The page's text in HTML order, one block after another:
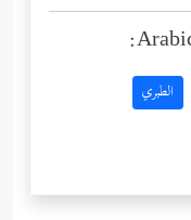
الطبري